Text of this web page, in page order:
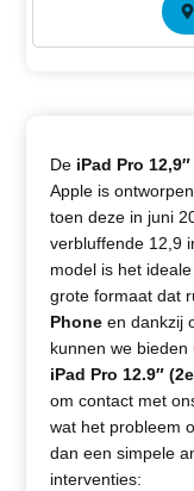
De iPad Pro
Apple is
toen deze in juni
verbluffende 12,9
model is het
grote formaat dat
Phone en dankzij
kunnen we
iPad Pro 12.9″
om contact met
wat het probleem
dan een simpele
interventies: